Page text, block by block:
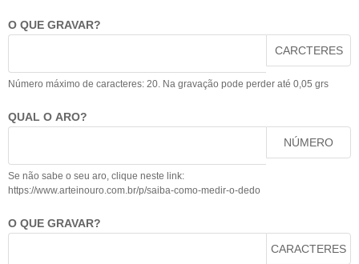
O QUE GRAVAR?
CARCTERES
Número máximo de caracteres: 20. Na gravação pode perder até 0,05 grs
QUAL O ARO?
NÚMERO
Se não sabe o seu aro, clique neste link:
https://www.arteinouro.com.br/p/saiba-como-medir-o-dedo
O QUE GRAVAR?
CARACTERES